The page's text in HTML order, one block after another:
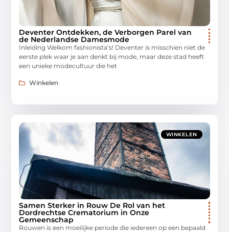
Deventer Ontdekken, de Verborgen Parel van
de Nederlandse Damesmode
Inleiding Welkom fashionista’s! Deventer is misschien niet de
eerste plek waar je aan denkt bij mode, maar deze stad heeft
een unieke modecultuur die het
Winkelen
WINKELEN
Samen Sterker in Rouw De Rol van het
Dordrechtse Crematorium in Onze
Gemeenschap
Rouwen is een moeilijke periode die iedereen op een bepaald